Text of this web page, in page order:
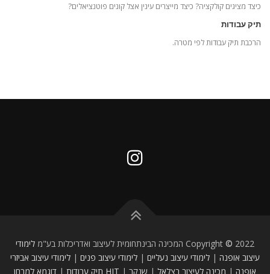
כיצד מציגים קולקציה? כיצד מייצרים עינין אצל קונים פוטנציאלים?
תיק עבודות
הרכבת תיק עבודות לפי מטרה.
Copyright © 2022 המכינה הבינתחומית לעיצוב ואדריכלות בע"מ
לימודי
עיצוב אופנה | לימודי עיצוב נעליים | לימודי עיצוב פנים | לימודי עיצוב אביזרי
אופנה | מכינה לעיצוב בצלאל | שנקר |
HIT תיק עבודות | דוגמא למבחן